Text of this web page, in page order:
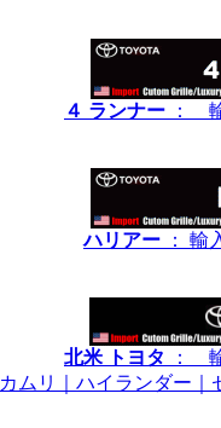
４ ランナー ：
ハリアー ： 輸
北米 トヨタ
：
カムリ｜ハイランダー｜